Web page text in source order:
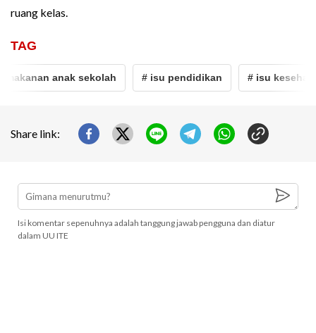
ruang kelas.
TAG
anak sekolah # isu pendidikan # isu kesehatan
Share link:
Isi komentar sepenuhnya adalah tanggung jawab pengguna dan diatur
dalam UU ITE